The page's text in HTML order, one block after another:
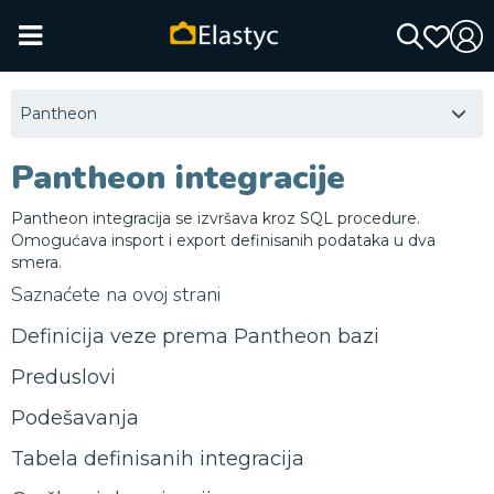
Pantheon
Pantheon integracije
Pantheon integracija se izvršava kroz SQL procedure.
Omogućava insport i export definisanih podataka u dva
smera.
Saznaćete na ovoj strani
Definicija veze prema Pantheon bazi
Preduslovi
Podešavanja
Tabela definisanih integracija